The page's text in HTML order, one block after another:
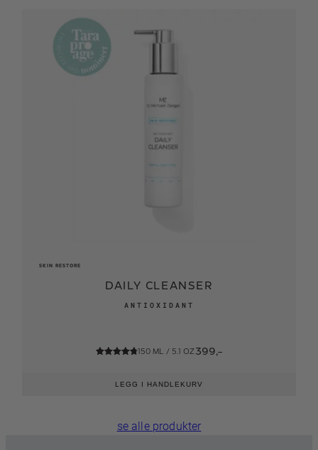
SKIN RESTORE
DAILY CLEANSER
ANTIOXIDANT
150 ML / 5.1 OZ 399,-
LEGG I HANDLEKURV
se alle produkter